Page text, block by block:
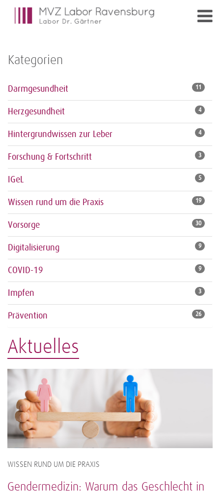
Kategorien
Darmgesundheit 11
Herzgesundheit 4
Hintergrundwissen zur Leber 4
Forschung & Fortschritt 3
IGeL 5
Wissen rund um die Praxis 19
Vorsorge 30
Digitalisierung 9
COVID-19 9
Impfen 3
Prävention 26
Aktuelles
WISSEN RUND UM DIE PRAXIS
Gendermedizin: Warum das Geschlecht in